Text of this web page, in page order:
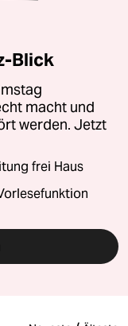
Blick
macht und
werden. Jetzt
frei Haus